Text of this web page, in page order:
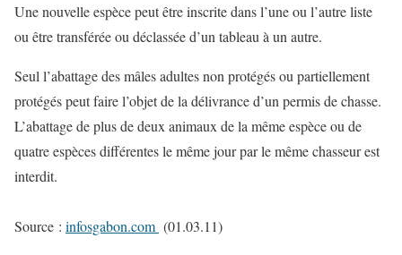
Une nouvelle espèce peut être inscrite dans l’une ou l’autre liste
ou être transférée ou déclassée d’un tableau à un autre.
Seul l’abattage des mâles adultes non protégés ou partiellement
protégés peut faire l’objet de la délivrance d’un permis de chasse.
L’abattage de plus de deux animaux de la même espèce ou de
quatre espèces différentes le même jour par le même chasseur est
interdit.
Source : infosgabon.com (01.03.11)